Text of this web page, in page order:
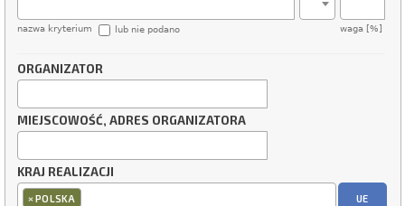
nazwa kryterium waga [%]
lub nie podano
ORGANIZATOR
MIEJSCOWOŚĆ, ADRES ORGANIZATORA
KRAJ REALIZACJI
×POLSKA UE